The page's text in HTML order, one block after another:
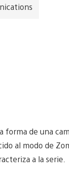
forma de una
al modo de
a la serie.